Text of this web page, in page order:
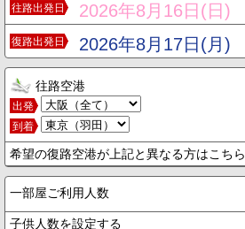
往路出発日 2026年8月16日(日)
復路出発日 2026年8月17日(月)
往路空港
出発
到着
希望の復路空港が上記と異なる方はこちら
一部屋ご利用人数
子供人数を設定する